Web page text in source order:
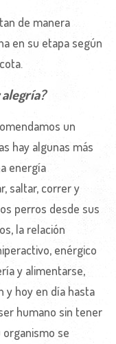
de manera
en su etapa según
un
hay algunas más
energía
saltar, correr y
perros desde sus
la relación
enérgico
y alimentarse,
y hoy en día hasta
humano sin tener
se